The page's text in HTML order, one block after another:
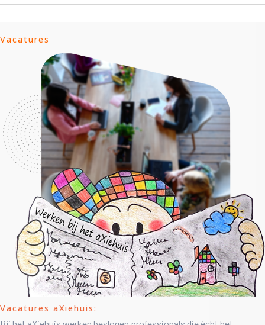
Vacatures
Vacatures aXiehuis: